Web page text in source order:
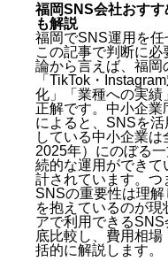
福岡SNS会社おす
も解説
福岡でSNS運用を任
この記事で判断に
論から言えば、福
「TikTok・
化」「業種への実
正解です。中小企業
によると、SNSを
している中小企業は
2025年）にのぼる
続的な運用ができて
計されています。つ
SNSの重要性は理
を抱えているのが現
アで利用できる
底比較し、費用相
括的に解説します。